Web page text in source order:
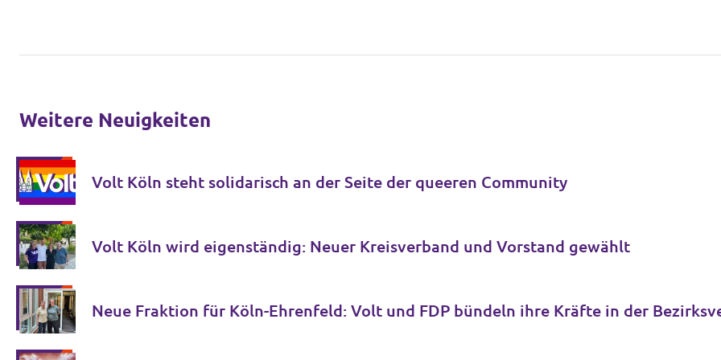
Weitere Neuigkeiten
Volt Köln steht solidarisch an der Seite der queeren Community
Volt Köln wird eigenständig: Neuer Kreisverband und Vorstand gewählt
Neue Fraktion für Köln-Ehrenfeld: Volt und